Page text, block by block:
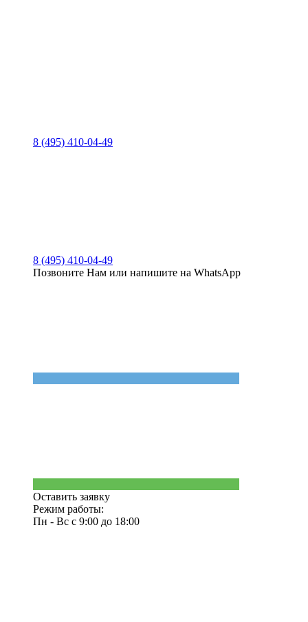
8 (495) 410-04-49
8 (495) 410-04-49
Позвоните Нам или напишите на WhatsApp
Оставить заявку
Режим работы:
Пн - Вс с 9:00 до 18:00